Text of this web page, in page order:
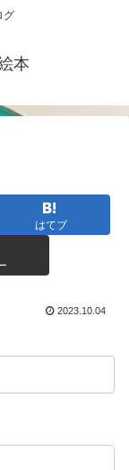
グ
本
はてブ
2023.10.04